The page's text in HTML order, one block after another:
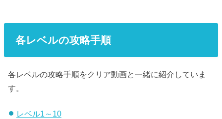
各レベルの攻略手順
各レベルの攻略手順をクリア動画と一緒に紹介していま
す。
レベル1～10